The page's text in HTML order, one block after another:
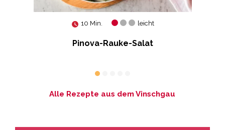
10 Min. leicht
Pinova-Rauke-Salat
Alle Rezepte aus dem Vinschgau